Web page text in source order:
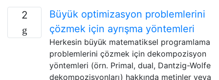
2
Büyük optimizasyon problemlerini
çözmek için ayrışma yöntemleri
Herkesin büyük matematiksel programlama
problemlerini çözmek için dekompozisyon
yöntemleri (örn. Primal, dual, Dantzig-Wolfe
dekompozisyonları) hakkında metinler veya